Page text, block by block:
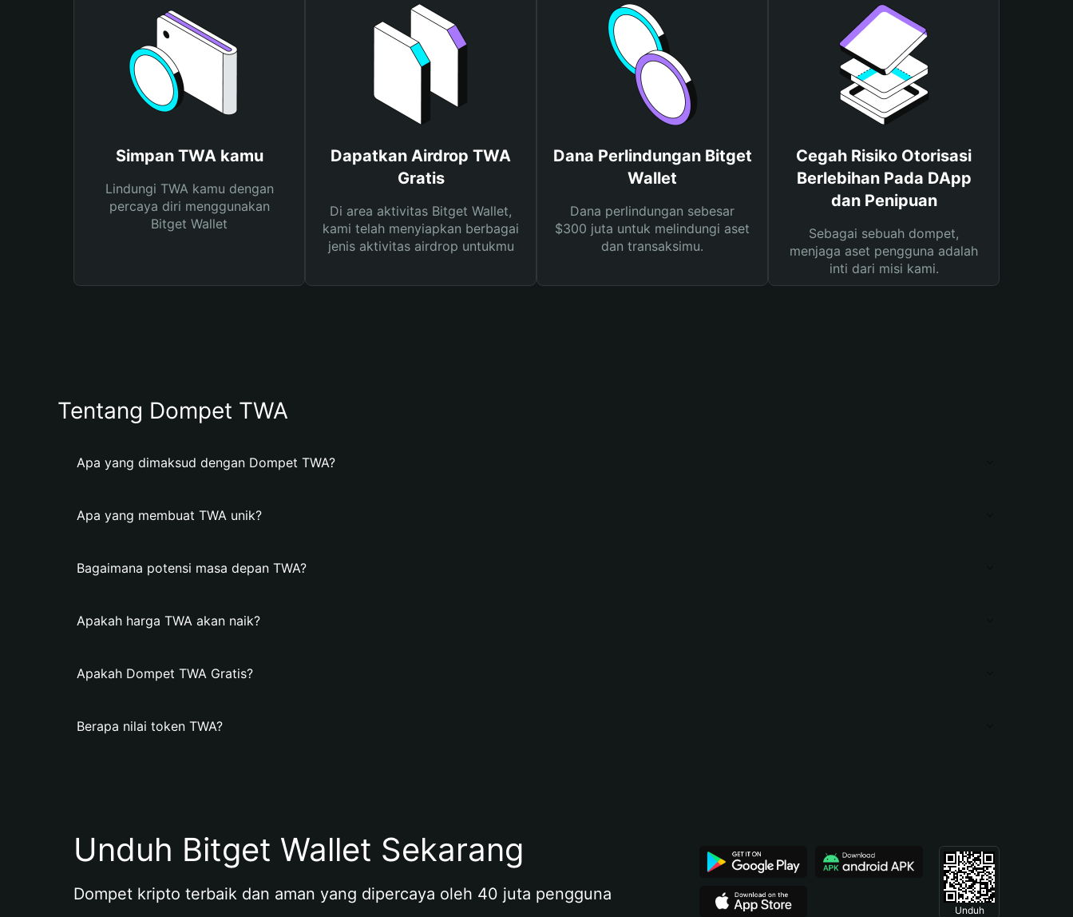
Simpan TWA kamu
Lindungi TWA kamu dengan
percaya diri menggunakan
Bitget Wallet
Dapatkan Airdrop TWA
Gratis
Di area aktivitas Bitget Wallet,
kami telah menyiapkan berbagai
jenis aktivitas airdrop untukmu
Dana Perlindungan Bitget
Wallet
Dana perlindungan sebesar
$300 juta untuk melindungi aset
dan transaksimu.
Cegah Risiko Otorisasi
Berlebihan Pada DApp
dan Penipuan
Sebagai sebuah dompet,
menjaga aset pengguna adalah
inti dari misi kami.
Tentang Dompet TWA
Apa yang dimaksud dengan Dompet TWA?
Apa yang membuat TWA unik?
Bagaimana potensi masa depan TWA?
Apakah harga TWA akan naik?
Apakah Dompet TWA Gratis?
Berapa nilai token TWA?
Unduh Bitget Wallet Sekarang
Dompet kripto terbaik dan aman yang dipercaya oleh 40 juta pengguna
Unduh